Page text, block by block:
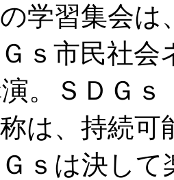
学習集会は
ｓ市民社会
。ＳＤＧ
は、持続
ｓは決し